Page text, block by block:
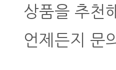
상품을 추천
언제든지